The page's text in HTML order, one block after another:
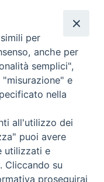
dati personali
per
anche per
semplici",
e
nella
all'utilizzo dei
puoi avere
utilizzati e
Cliccando su
proseguirai